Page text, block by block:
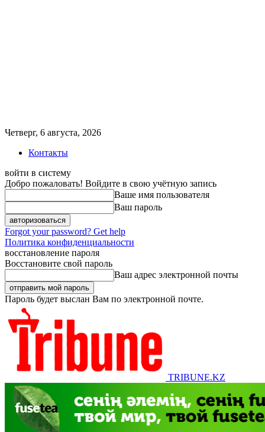
Четверг, 6 августа, 2026
Контакты
войти в систему
Добро пожаловать! Войдите в свою учётную запись
Ваше имя пользователя
Ваш пароль
Forgot your password? Get help
Политика конфиденциальности
восстановление пароля
Восстановите свой пароль
Ваш адрес электронной почты
Пароль будет выслан Вам по электронной почте.
TRIBUNE.KZ